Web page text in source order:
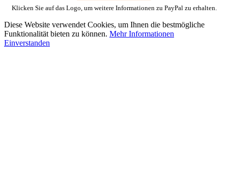
Klicken Sie auf das Logo, um weitere Informationen zu PayPal zu erhalten.
Diese Website verwendet Cookies, um Ihnen die bestmögliche
Funktionalität bieten zu können. Mehr Informationen
Einverstanden